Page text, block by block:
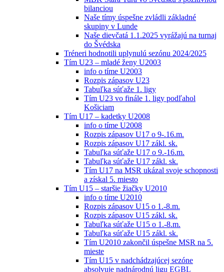
bilanciou
Naše tímy úspešne zvládli základné
skupiny v Lunde
Naše dievčatá 1.1.2025 vyrážajú na turnaj
do Švédska
Tréneri hodnotili uplynulú sezónu 2024/2025
Tím U23 – mladé ženy U2003
info o tíme U2003
Rozpis zápasov U23
Tabuľka súťaže 1. ligy
Tím U23 vo finále 1. ligy podľahol
Košiciam
Tím U17 – kadetky U2008
info o tíme U2008
Rozpis zápasov U17 o 9-.16.m.
Rozpis zápasov U17 zákl. sk.
Tabuľka súťaže U17 o 9.-16.m.
Tabuľka súťaže U17 zákl. sk.
Tím U17 na MSR ukázal svoje schopnosti
a získal 5. miesto
Tím U15 – staršie žiačky U2010
info o tíme U2010
Rozpis zápasov U15 o 1.-8.m.
Rozpis zápasov U15 zákl. sk.
Tabuľka súťaže U15 o 1.-8.m.
Tabuľka súťaže U15 zákl. sk.
Tím U2010 zakončil úspešne MSR na 5.
mieste
Tím U15 v nadchádzajúcej sezóne
absolvuje nadnárodnú ligu EGBL